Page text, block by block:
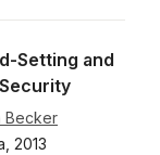
Setting and
Becker
2013